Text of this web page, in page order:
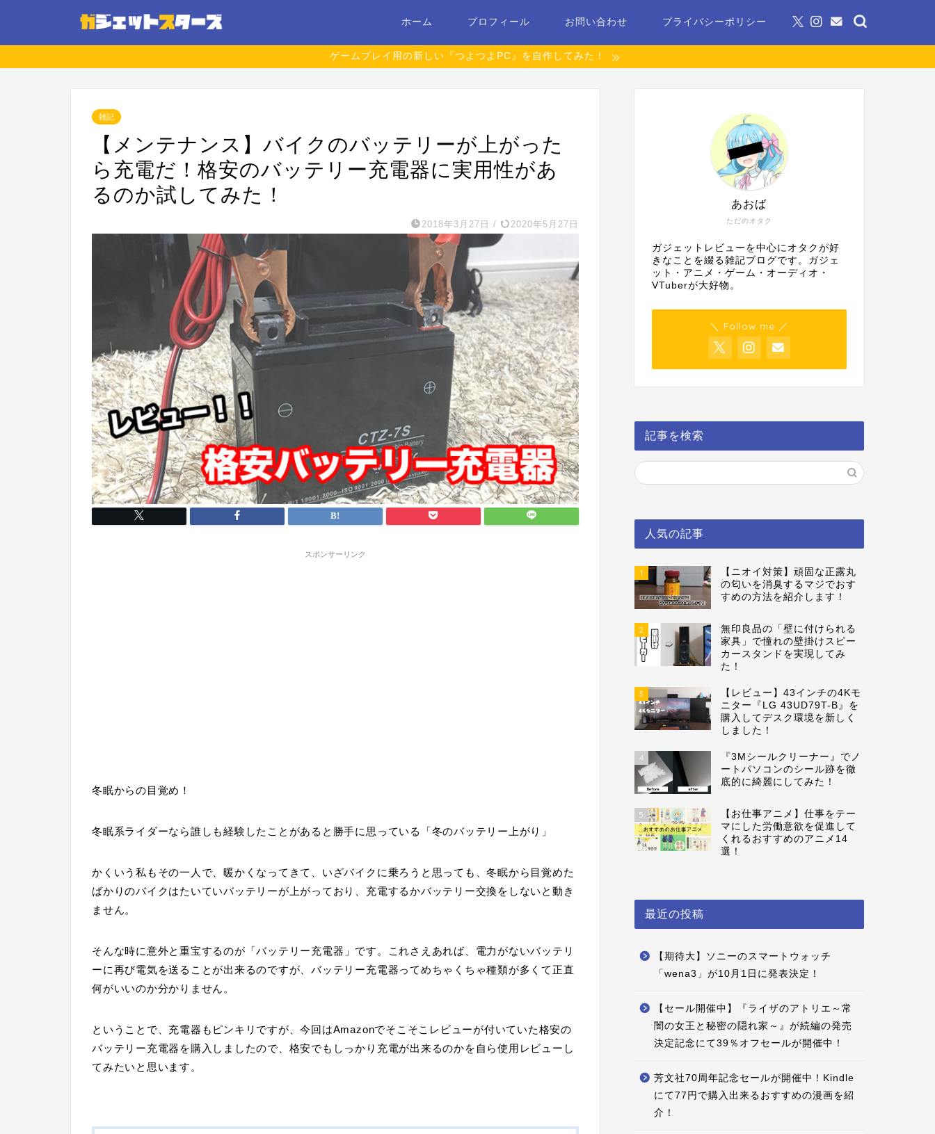
ホーム プロフィール お問い合わせ プライバシーポリシー
ゲームプレイ用の新しい『つよつよPC』を自作してみた！
雑記
【メンテナンス】バイクのバッテリーが上がった
ら充電だ！格安のバッテリー充電器に実用性があ
るのか試してみた！
2018年3月27日 / 2020年5月27日
スポンサーリンク
冬眠からの目覚め！
冬眠系ライダーなら誰しも経験したことがあると勝手に思っている「冬のバッテリー上がり 」
かくいう私もその一人で、暖かくなってきて、いざバイクに乗ろうと思っても、冬眠から目覚めた
ばかりのバイクはたいていバッテリーが上がっており、充電するかバッテリー交換をしないと動き
ません。
そんな時に意外と重宝するのが「バッテリー充電器 」です。これさえあれば、電力がないバッテリ
ーに再び電気を送ることが出来るのですが、バッテリー充電器ってめちゃくちゃ種類が多くて正直
何がいいのか分かりません。
ということで、充電器もピンキリですが、今回はAmazonでそこそこレビューが付いていた格安の
バッテリー充電器を購入しましたので、格安でもしっかり充電が出来るのかを自ら使用レビューし
てみたいと思います。
ただのオタク
あおば
ガジェットレビューを中心にオタクが好
きなことを綴る雑記ブログです。ガジェ
ット・アニメ・ゲーム・オーディオ・
VTuberが大好物。
＼ Follow me ／
記事を検索
人気の記事
1
【ニオイ対策】頑固な正露丸
の匂いを消臭するマジでおす
すめの方法を紹介します！
2
無印良品の「壁に付けられる
家具」で憧れの壁掛けスピー
カースタンドを実現してみ
た！
3
【レビュー】43インチの4Kモ
ニター『LG 43UD79T-B』を
購入してデスク環境を新しく
しました！
4
『3Mシールクリーナー』でノ
ートパソコンのシール跡を徹
底的に綺麗にしてみた！
5
【お仕事アニメ】仕事をテー
マにした労働意欲を促進して
くれるおすすめのアニメ14
選！
最近の投稿
【期待大】ソニーのスマートウォッチ
「wena3」が10月1日に発表決定！
【セール開催中】『ライザのアトリエ～常
闇の女王と秘密の隠れ家～』が続編の発売
決定記念にて39％オフセールが開催中！
芳文社70周年記念セールが開催中！Kindle
にて77円で購入出来るおすすめの漫画を紹
介！